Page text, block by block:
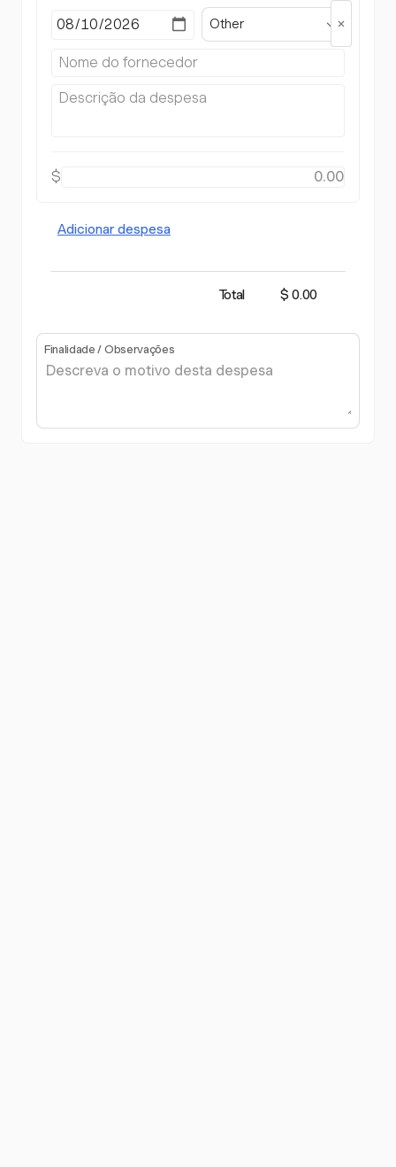
Other
$
Adicionar despesa
Total $ 0.00
Finalidade / Observações